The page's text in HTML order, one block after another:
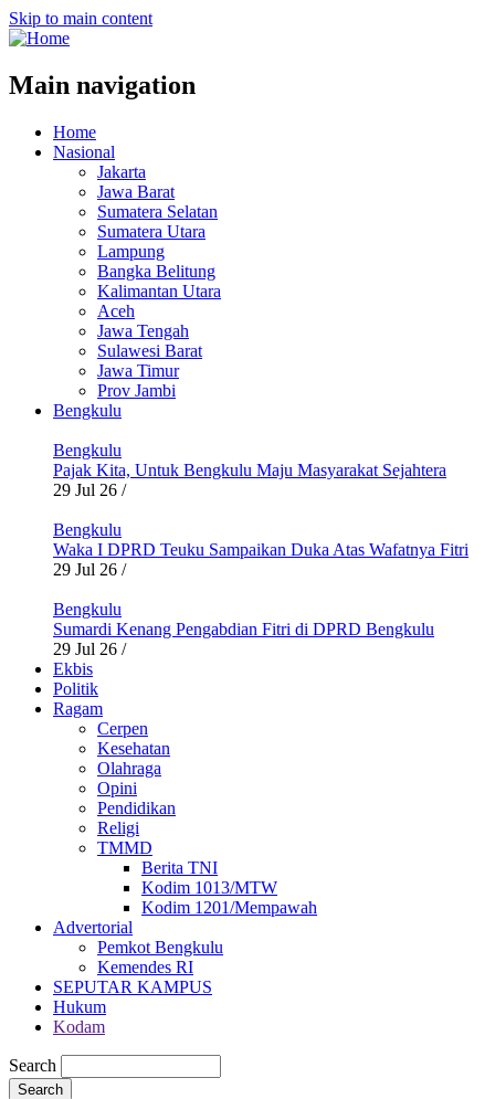
Skip to main content
Main navigation
Home
Nasional
Jakarta
Jawa Barat
Sumatera Selatan
Sumatera Utara
Lampung
Bangka Belitung
Kalimantan Utara
Aceh
Jawa Tengah
Sulawesi Barat
Jawa Timur
Prov Jambi
Bengkulu
Bengkulu
Pajak Kita, Untuk Bengkulu Maju Masyarakat Sejahtera
29 Jul 26 /
Bengkulu
Waka I DPRD Teuku Sampaikan Duka Atas Wafatnya Fitri
29 Jul 26 /
Bengkulu
Sumardi Kenang Pengabdian Fitri di DPRD Bengkulu
29 Jul 26 /
Ekbis
Politik
Ragam
Cerpen
Kesehatan
Olahraga
Opini
Pendidikan
Religi
TMMD
Berita TNI
Kodim 1013/MTW
Kodim 1201/Mempawah
Advertorial
Pemkot Bengkulu
Kemendes RI
SEPUTAR KAMPUS
Hukum
Kodam
Search